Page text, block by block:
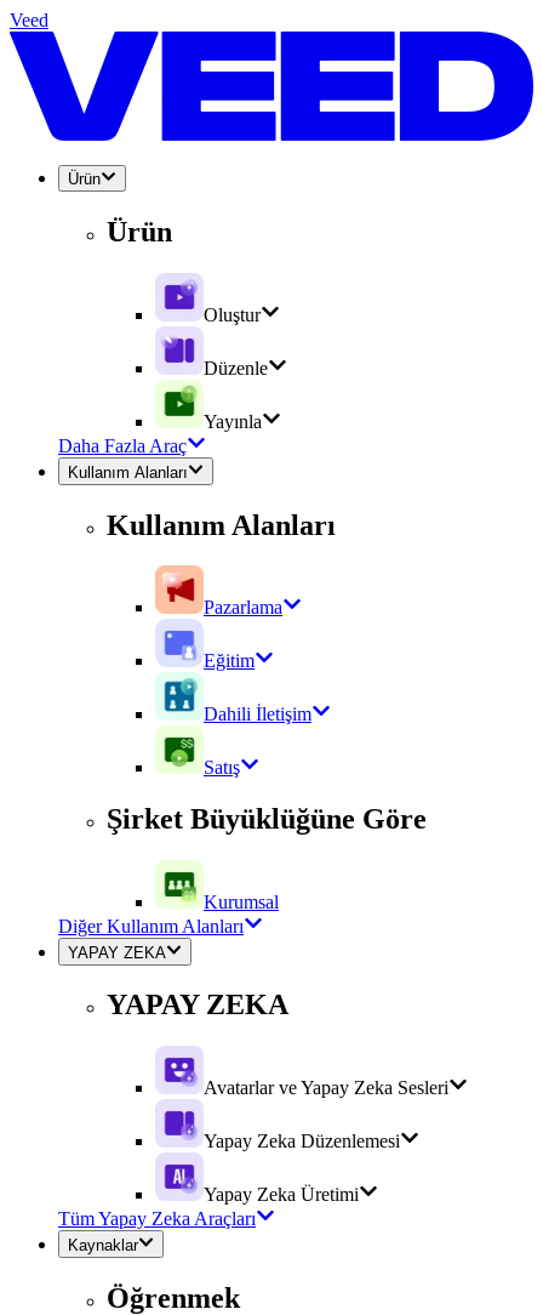
Veed
Ürün
Ürün
Oluştur
Düzenle
Yayınla
Daha Fazla Araç
Kullanım Alanları
Kullanım Alanları
Pazarlama
Eğitim
Dahili İletişim
Satış
Şirket Büyüklüğüne Göre
Kurumsal
Diğer Kullanım Alanları
YAPAY ZEKA
YAPAY ZEKA
Avatarlar ve Yapay Zeka Sesleri
Yapay Zeka Düzenlemesi
Yapay Zeka Üretimi
Tüm Yapay Zeka Araçları
Kaynaklar
Öğrenmek